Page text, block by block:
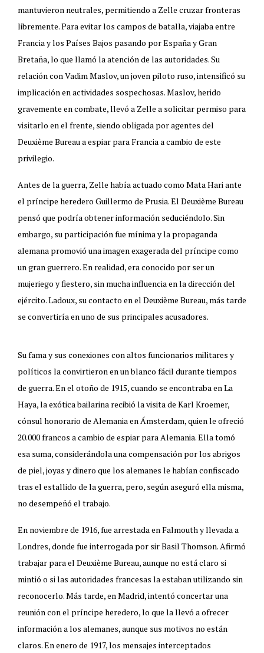
mantuvieron neutrales, permitiendo a Zelle cruzar fronteras
libremente. Para evitar los campos de batalla, viajaba entre
Francia y los Países Bajos pasando por España y Gran
Bretaña, lo que llamó la atención de las autoridades. Su
relación con Vadim Maslov, un joven piloto ruso, intensificó su
implicación en actividades sospechosas. Maslov, herido
gravemente en combate, llevó a Zelle a solicitar permiso para
visitarlo en el frente, siendo obligada por agentes del
Deuxième Bureau a espiar para Francia a cambio de este
privilegio.
Antes de la guerra, Zelle había actuado como Mata Hari ante
el príncipe heredero Guillermo de Prusia. El Deuxième Bureau
pensó que podría obtener información seduciéndolo. Sin
embargo, su participación fue mínima y la propaganda
alemana promovió una imagen exagerada del príncipe como
un gran guerrero. En realidad, era conocido por ser un
mujeriego y fiestero, sin mucha influencia en la dirección del
ejército. Ladoux, su contacto en el Deuxième Bureau, más tarde
se convertiría en uno de sus principales acusadores.
Su fama y sus conexiones con altos funcionarios militares y
políticos la convirtieron en un blanco fácil durante tiempos
de guerra. En el otoño de 1915, cuando se encontraba en La
Haya, la exótica bailarina recibió la visita de Karl Kroemer,
cónsul honorario de Alemania en Ámsterdam, quien le ofreció
20.000 francos a cambio de espiar para Alemania. Ella tomó
esa suma, considerándola una compensación por los abrigos
de piel, joyas y dinero que los alemanes le habían confiscado
tras el estallido de la guerra, pero, según aseguró ella misma,
no desempeñó el trabajo.
En noviembre de 1916, fue arrestada en Falmouth y llevada a
Londres, donde fue interrogada por sir Basil Thomson. Afirmó
trabajar para el Deuxième Bureau, aunque no está claro si
mintió o si las autoridades francesas la estaban utilizando sin
reconocerlo. Más tarde, en Madrid, intentó concertar una
reunión con el príncipe heredero, lo que la llevó a ofrecer
información a los alemanes, aunque sus motivos no están
claros. En enero de 1917, los mensajes interceptados